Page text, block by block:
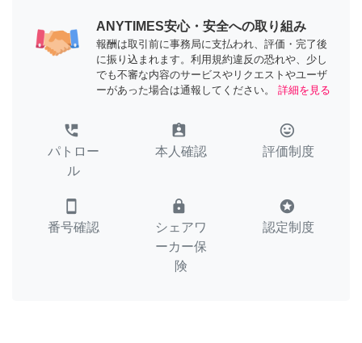
ANYTIMES安心・安全への取り組み
報酬は取引前に事務局に支払われ、評価・完了後
に振り込まれます。利用規約違反の恐れや、少し
でも不審な内容のサービスやリクエストやユーザ
ーがあった場合は通報してください。
詳細を見る
perm_phone_msg
パトロー
ル
assignment_ind
本人確認
tag_faces
評価制度
smartphone
番号確認
lock
シェアワ
ーカー保
険
stars
認定制度